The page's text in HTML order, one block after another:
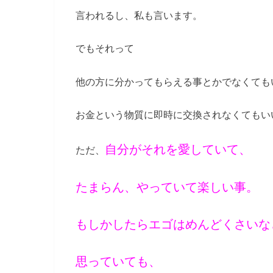
言われるし、私も言います。
でもそれって
他の方に分かってもらえる事とかでなくて
お金という物質に即時に交換されなくてもい
ただ、 自分がそれを愛していて、
たまらん、やっていて楽しい事。
もしかしたらエゴはめんどくさい
思っていても、